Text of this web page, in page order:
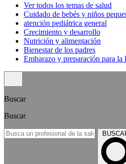
Ver todos los temas de salud
Cuidado de bebés y niños
atención pediátrica general
Crecimiento y desarrollo
Nutrición y alimentación
Bienestar de los padres
Embarazo y preparación para la
Buscar
Buscar